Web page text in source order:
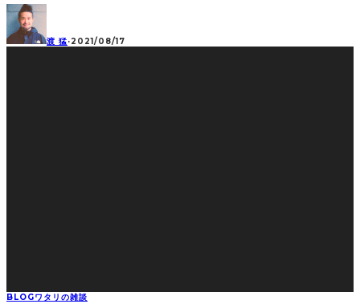
渡 猛·2021/08/17
BLOGワタリの雑談